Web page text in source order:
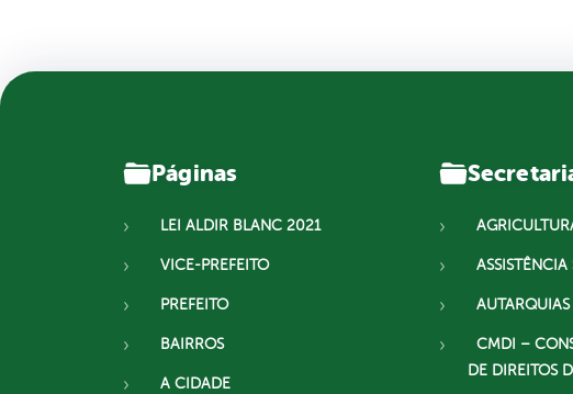
Páginas
LEI ALDIR BLANC 2021
VICE-PREFEITO
PREFEITO
BAIRROS
A CIDADE
ASSISTÊNCIA
AUTARQUIAS
CMDI –
DE DIREITOS